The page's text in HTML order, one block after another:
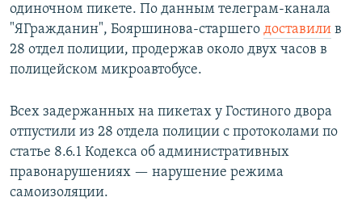
одиночном пикете. По данным телеграм-канала
"ЯГражданин", Бояршинова-старшего доставили в
28 отдел полиции, продержав около двух часов в
полицейском микроавтобусе.
Всех задержанных на пикетах у Гостиного двора
отпустили из 28 отдела полиции с протоколами по
статье 8.6.1 Кодекса об административных
правонарушениях — нарушение режима
самоизоляции.